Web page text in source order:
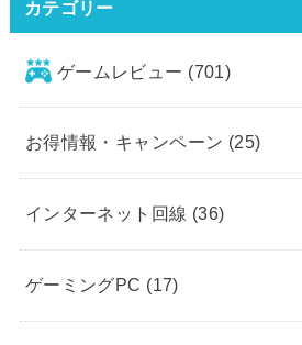
カテゴリー
ゲームレビュー (701)
お得情報・キャンペーン (25)
インターネット回線 (36)
ゲーミングPC (17)